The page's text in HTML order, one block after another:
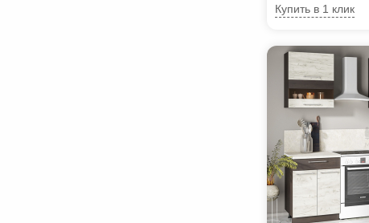
Купить в 1 клик